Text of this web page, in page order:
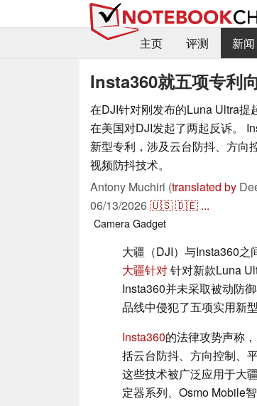
主页
评测 新闻
Insta360就五项专利
在DJI针对刚发布的Luna Ultra提
在美国对DJI发起了两起反诉。
新型专利，涉及云台防抖、方向
视频防抖技术。
Antony Muchiri (translated by
06/13/2026🇺🇸🇩🇪 ...
CameraGadget
大疆（DJI）与Insta360之
大疆针对针对新款Luna
Insta360并未采取被动防
品线中侵犯了五项实用新型
Insta360的法律攻势声称
括云台防抖、方向控制、
这些技术被广泛应用于大
定器系列、Osmo Mobile